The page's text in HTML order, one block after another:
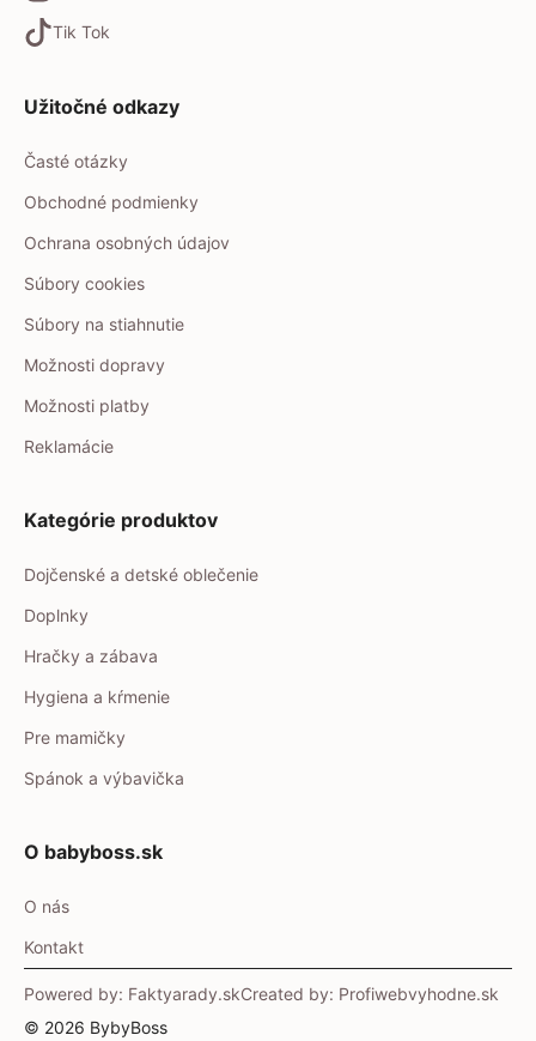
Tik Tok
Užitočné odkazy
Časté otázky
Obchodné podmienky
Ochrana osobných údajov
Súbory cookies
Súbory na stiahnutie
Možnosti dopravy
Možnosti platby
Reklamácie
Kategórie produktov
Dojčenské a detské oblečenie
Doplnky
Hračky a zábava
Hygiena a kŕmenie
Pre mamičky
Spánok a výbavička
O babyboss.sk
O nás
Kontakt
© 2026 BybyBoss
Powered by: Faktyarady.skCreated by: Profiwebvyhodne.sk
Item added to cart.